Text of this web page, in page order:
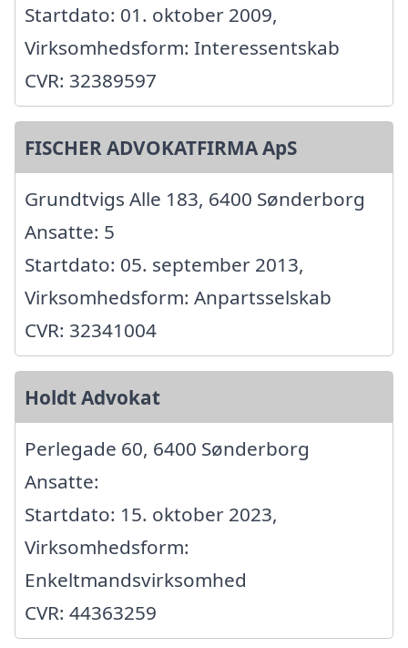
Startdato: 01. oktober 2009,
Virksomhedsform: Interessentskab
CVR: 32389597
FISCHER ADVOKATFIRMA ApS
Grundtvigs Alle 183, 6400 Sønderborg
Ansatte: 5
Startdato: 05. september 2013,
Virksomhedsform: Anpartsselskab
CVR: 32341004
Holdt Advokat
Perlegade 60, 6400 Sønderborg
Ansatte:
Startdato: 15. oktober 2023,
Virksomhedsform:
Enkeltmandsvirksomhed
CVR: 44363259